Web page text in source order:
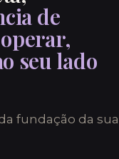
de
seu lado
fundação da